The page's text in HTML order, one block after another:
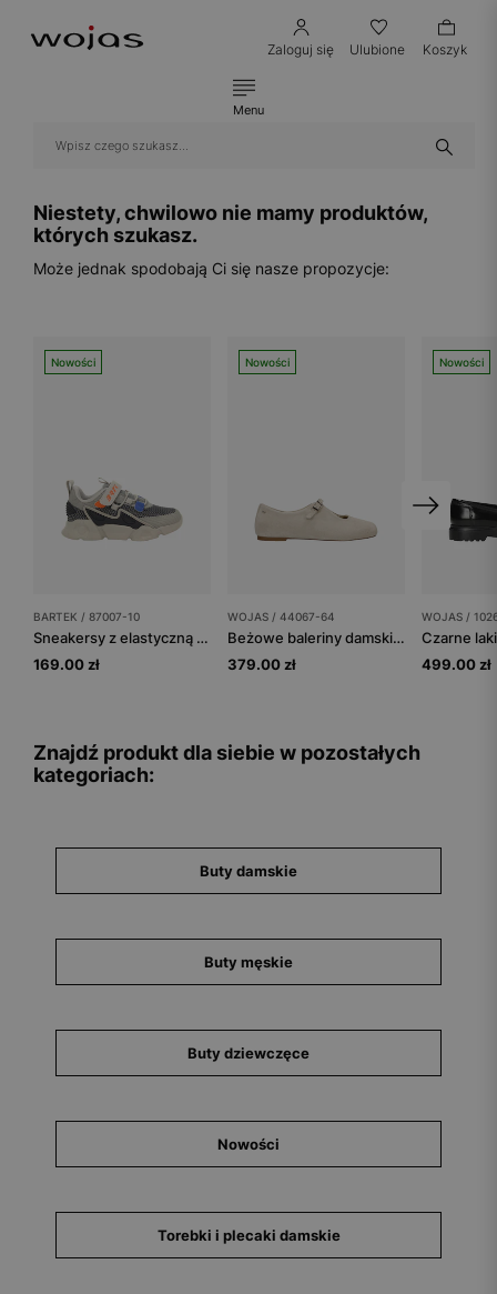
Zaloguj się Ulubione Koszyk
Menu
Niestety, chwilowo nie mamy produktów,
których szukasz.
Może jednak spodobają Ci się nasze propozycje:
Nowości
BARTEK / 87007-10
Sneakersy z elastyczną siateczką i rzepem BARTEK 87007-10
169.00 zł
Nowości
WOJAS / 44067-64
Beżowe baleriny damskie z dwoiny
379.00 zł
Nowości
WOJAS /
499.00 zł
Znajdź produkt dla siebie w pozostałych
kategoriach:
Buty damskie
Buty męskie
Buty dziewczęce
Nowości
Torebki i plecaki damskie